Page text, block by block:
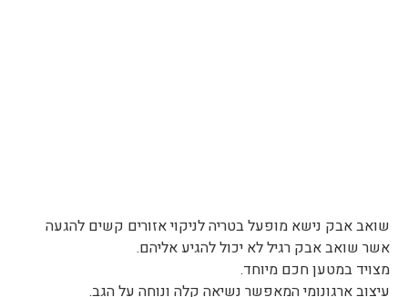
שואב אבק נישא מופעל בטריה לניקוי אזורים קשים להגעה
אשר שואב אבק רגיל לא יכול להגיע אליהם.
מצויד במטען חכם מיוחד.
עיצוב ארגונומי המאפשר נשיאה קלה ונוחה על הגב.